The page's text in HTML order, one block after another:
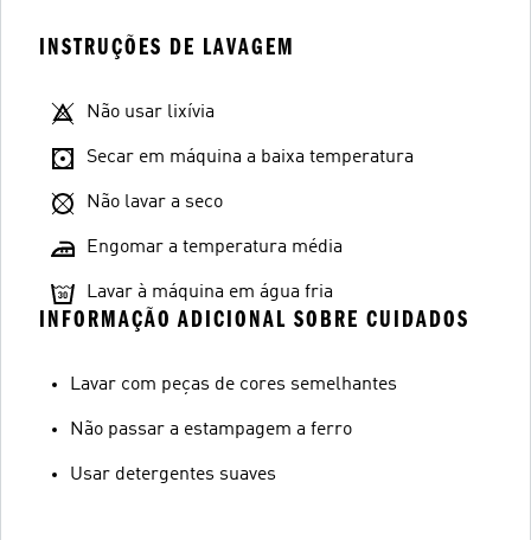
INSTRUÇÕES DE LAVAGEM
Não usar lixívia
Secar em máquina a baixa temperatura
Não lavar a seco
Engomar a temperatura média
Lavar à máquina em água fria
INFORMAÇÃO ADICIONAL SOBRE CUIDADOS
Lavar com peças de cores semelhantes
Não passar a estampagem a ferro
Usar detergentes suaves